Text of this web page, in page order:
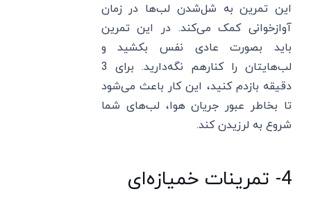
این تمرین به شل‌شدن لب‌ها در زمان
آوازخوانی کمک می‌کند. در این تمرین
باید بصورت عادی نفس بکشید و
لب‌هایتان را کنارهم نگه‌دارید. برای 3
دقیقه بازدم کنید، این کار باعث می‌شود
تا بخاطر عبور جریان هوا، لب‌های شما
شروع به لرزیدن کند.
4- تمرینات خمیازه‌ای